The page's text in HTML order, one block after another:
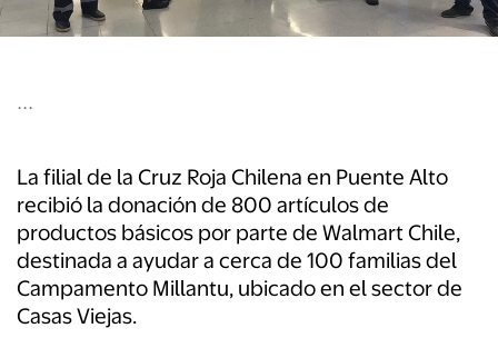
...
La filial de la Cruz Roja Chilena en Puente Alto
recibió la donación de 800 artículos de
productos básicos por parte de Walmart Chile,
destinada a ayudar a cerca de 100 familias del
Campamento Millantu, ubicado en el sector de
Casas Viejas.